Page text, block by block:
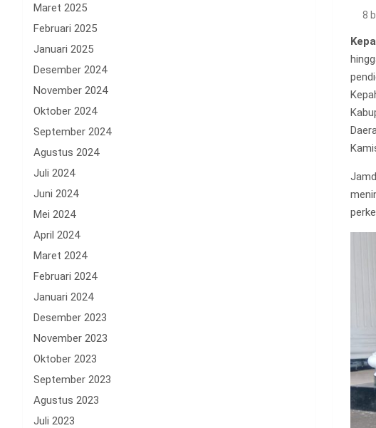
8
Maret 2025
Februari 2025
Januari 2025
Desember 2024
November 2024
Oktober 2024
September 2024
Agustus 2024
Juli 2024
Juni 2024
Mei 2024
April 2024
Maret 2024
Februari 2024
Januari 2024
Desember 2023
November 2023
Oktober 2023
September 2023
Agustus 2023
Juli 2023